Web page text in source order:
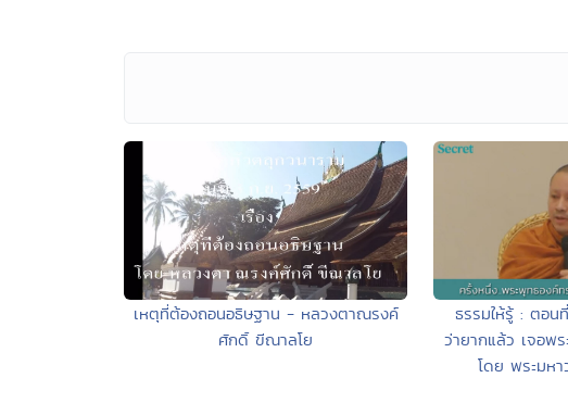
เหตุที่ต้องถอนอธิษฐาน - หลวงตาณรงค์
ศักดิ์ ขีณาลโย
ธรรมให้รู้ : ตอน
ว่ายากแล้ว เจอพ
โดย พระมห